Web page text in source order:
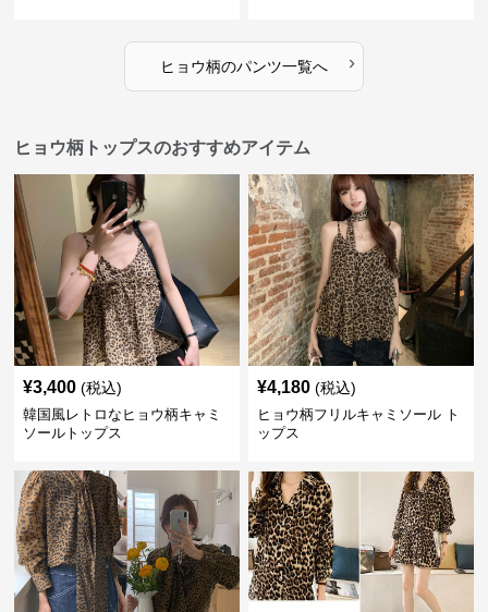
ヒョウ柄のパンツ一覧へ ›
ヒョウ柄トップスのおすすめアイテム
¥3,400 (税込)
韓国風レトロなヒョウ柄キャミ
ソールトップス
¥4,180 (税込)
ヒョウ柄フリルキャミソール ト
ップス